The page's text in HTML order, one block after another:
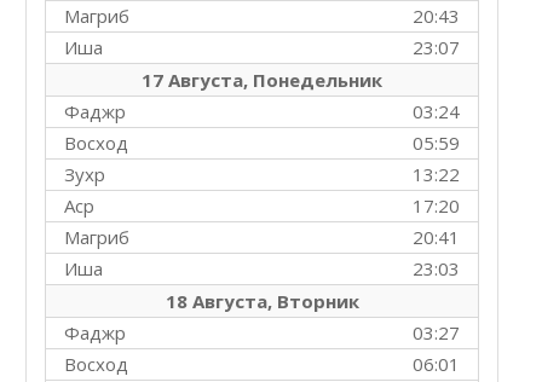
20:43
Магриб
23:07
Иша
17 Августа, Понедельник
03:24
Фаджр
05:59
Восход
13:22
Зухр
17:20
Аср
20:41
Магриб
23:03
Иша
18 Августа, Вторник
03:27
Фаджр
06:01
Восход